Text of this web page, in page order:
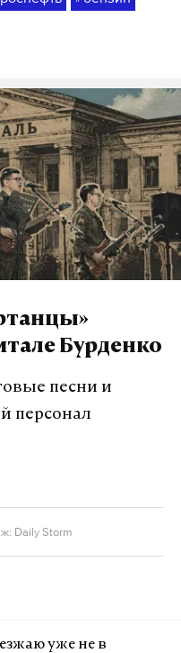
Бурденко
песни и
персонал
Daily Storm
уже не в